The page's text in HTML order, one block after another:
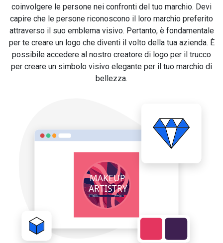
coinvolgere le persone nei confronti del tuo marchio. Devi
capire che le persone riconoscono il loro marchio preferito
attraverso il suo emblema visivo. Pertanto, è fondamentale
per te creare un logo che diventi il volto della tua azienda. È
possibile accedere al nostro creatore di logo per il trucco
per creare un simbolo visivo elegante per il tuo marchio di
bellezza.